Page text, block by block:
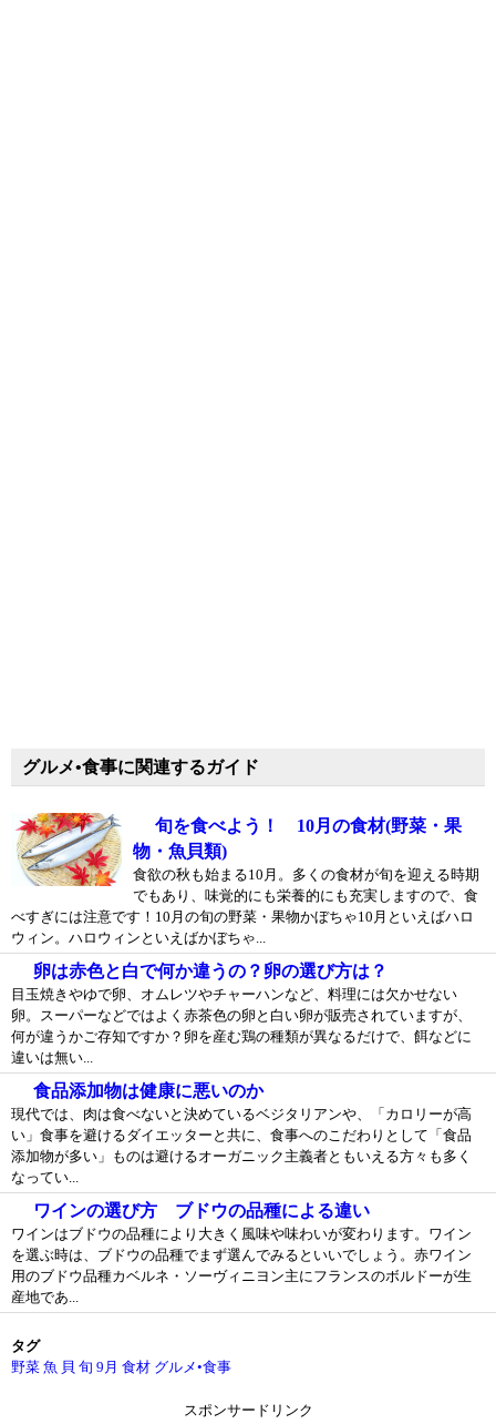
グルメ•食事に関連するガイド
旬を食べよう！ 10月の食材(野菜・果
物・魚貝類)
食欲の秋も始まる10月。多くの食材が旬を迎える時期
でもあり、味覚的にも栄養的にも充実しますので、食
べすぎには注意です！10月の旬の野菜・果物かぼちゃ10月といえばハロ
ウィン。ハロウィンといえばかぼちゃ...
卵は赤色と白で何か違うの？卵の選び方は？
目玉焼きやゆで卵、オムレツやチャーハンなど、料理には欠かせない
卵。スーパーなどではよく赤茶色の卵と白い卵が販売されていますが、
何が違うかご存知ですか？卵を産む鶏の種類が異なるだけで、餌などに
違いは無い...
食品添加物は健康に悪いのか
現代では、肉は食べないと決めているベジタリアンや、「カロリーが高
い」食事を避けるダイエッターと共に、食事へのこだわりとして「食品
添加物が多い」ものは避けるオーガニック主義者ともいえる方々も多く
なってい...
ワインの選び方 ブドウの品種による違い
ワインはブドウの品種により大きく風味や味わいが変わります。ワイン
を選ぶ時は、ブドウの品種でまず選んでみるといいでしょう。赤ワイン
用のブドウ品種カベルネ・ソーヴィニヨン主にフランスのボルドーが生
産地であ...
タグ
野菜 魚 貝 旬 9月 食材 グルメ•食事
スポンサードリンク